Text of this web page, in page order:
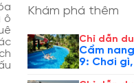
ô
Khám phá thêm
Chỉ dẫn
Cẩm
9: Chơi